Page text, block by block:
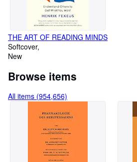
THE ART OF READING MINDS
Softcover
New
Browse items
All items (954,656)